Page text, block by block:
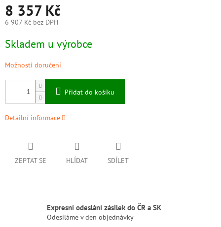
8 357 Kč
6 907 Kč bez DPH
cena:
Skladem u výrobce
Možnosti doručení
Přidat do košíku
Detailní informace
ZEPTAT SE HLÍDAT SDÍLET
Expresní odeslání zásilek do ČR a SK
Odesíláme v den objednávky